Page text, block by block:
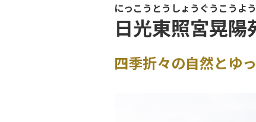
にっこうとうしょうぐうこうよ
日光東照宮晃陽
四季折々の自然とゆ